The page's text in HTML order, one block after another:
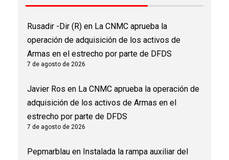
Rusadir -Dir (R) en La CNMC aprueba la
operación de adquisición de los activos de
Armas en el estrecho por parte de DFDS
7 de agosto de 2026
Javier Ros en La CNMC aprueba la operación de
adquisición de los activos de Armas en el
estrecho por parte de DFDS
7 de agosto de 2026
Pepmarblau en Instalada la rampa auxiliar del